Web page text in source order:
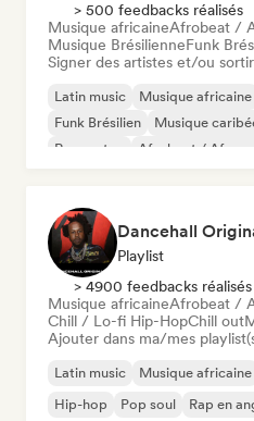
> 500 feedbacks réalisés
Musique africaineAfrobeat /
Musique BrésilienneFunk
Signer des artistes et/ou
Latin music Musique africaine
Funk Brésilien
Musique
Reggaeton
Afrobeat /
Dancehall
Playlist
> 4900 feedbacks réalisés
Musique africaineAfrobeat /
Chill / Lo-fi Hip-HopChill out
Ajouter dans ma/mes
Latin music Musique africaine
Hip-hop
Pop soul Rap en